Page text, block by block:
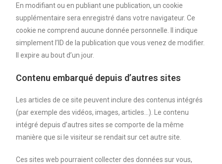
En modifiant ou en publiant une publication, un cookie
supplémentaire sera enregistré dans votre navigateur. Ce
cookie ne comprend aucune donnée personnelle. Il indique
simplement l’ID de la publication que vous venez de modifier.
Il expire au bout d’un jour.
Contenu embarqué depuis d’autres sites
Les articles de ce site peuvent inclure des contenus intégrés
(par exemple des vidéos, images, articles…). Le contenu
intégré depuis d’autres sites se comporte de la même
manière que si le visiteur se rendait sur cet autre site.
Ces sites web pourraient collecter des données sur vous,